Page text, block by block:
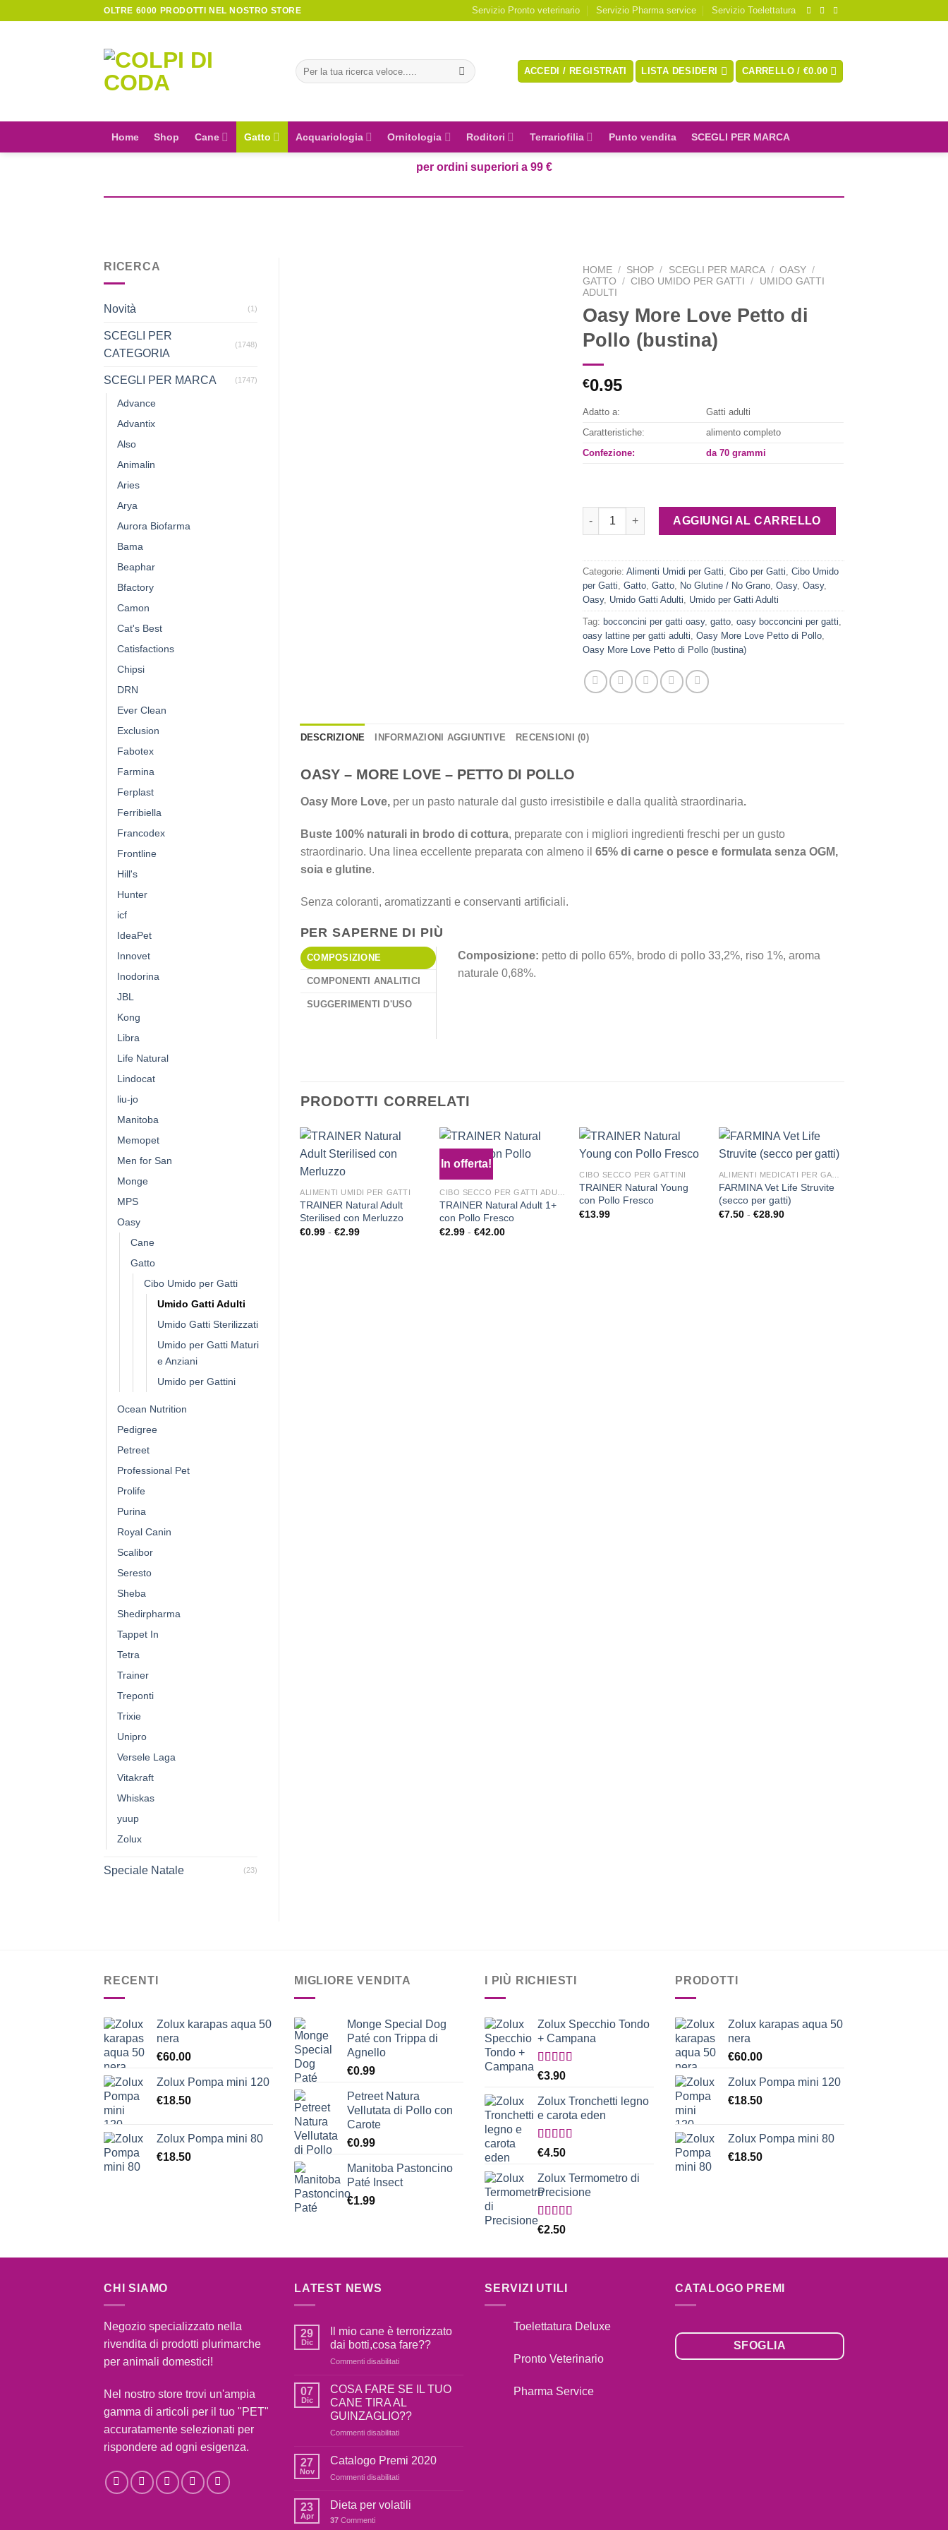
OLTRE 6000 PRODOTTI NEL NOSTRO STORE Servizio Pronto veterinario Servizio Pharma service Servizio Toelettatura
Cerca: ACCEDI / REGISTRATI LISTA DESIDERI CARRELLO /€0.00
Home Shop Cane Gatto Acquariologia Ornitologia Roditori Terrariofilia Punto vendita SCEGLI PER MARCA
per ordini superiori a 99 €
RICERCA
Novità (1)
SCEGLI PER
CATEGORIA
(1748)
SCEGLI PER MARCA (1747)
Advance
Advantix
Also
Animalin
Aries
Arya
Aurora Biofarma
Bama
Beaphar
Bfactory
Camon
Cat's Best
Catisfactions
Chipsi
DRN
Ever Clean
Exclusion
Fabotex
Farmina
Ferplast
Ferribiella
Francodex
Frontline
Hill's
Hunter
icf
IdeaPet
Innovet
Inodorina
JBL
Kong
Libra
Life Natural
Lindocat
liu-jo
Manitoba
Memopet
Men for San
Monge
MPS
Oasy
Cane
Gatto
Cibo Umido per Gatti
Umido Gatti Adulti
Umido Gatti Sterilizzati
Umido per Gatti Maturi
e Anziani
Umido per Gattini
Ocean Nutrition
Pedigree
Petreet
Professional Pet
Prolife
Purina
Royal Canin
Scalibor
Seresto
Sheba
Shedirpharma
Tappet In
Tetra
Trainer
Treponti
Trixie
Unipro
Versele Laga
Vitakraft
Whiskas
yuup
Zolux
Speciale Natale (23)
HOME / SHOP / SCEGLI PER MARCA / OASY /
GATTO
/ CIBO UMIDO PER GATTI /
UMIDO GATTI
ADULTI
Oasy More Love Petto di
Pollo (bustina)
€0.95
Adatto a:
Gatti adulti
Caratteristiche:
alimento completo
Confezione:
da 70 grammi
Oasy More Love Petto di Pollo (bustina) quantità
AGGIUNGI AL CARRELLO
Categorie:Alimenti Umidi per Gatti,Cibo per Gatti,Cibo Umido
per Gatti,Gatto,Gatto, No Glutine / No Grano,Oasy,Oasy,
Oasy, Umido Gatti Adulti, Umido per Gatti Adulti
Tag: bocconcini per gatti oasy,gatto,oasy bocconcini per gatti,
oasy lattine per gatti adulti,Oasy More Love Petto di Pollo,
Oasy More Love Petto di Pollo (bustina)
DESCRIZIONE INFORMAZIONI AGGIUNTIVE RECENSIONI (0)
OASY – MORE LOVE – PETTO DI POLLO
Oasy More Love,per un pasto naturale dal gusto irresistibile e dalla qualità straordinaria.
Buste 100% naturali in brodo di cottura, preparate con i migliori ingredienti freschi per un gusto
straordinario. Una linea eccellente preparata con almeno il 65% di carne o pesce e formulata senza OGM,
soia e glutine.
Senza coloranti, aromatizzanti e conservanti artificiali.
PER SAPERNE DI PIÙ
COMPOSIZIONE
COMPONENTI ANALITICI
SUGGERIMENTI D'USO
Composizione: petto di pollo 65%, brodo di pollo 33,2%, riso 1%, aroma
naturale 0,68%.
PRODOTTI CORRELATI
Aggiungi
alla lista
dei
ALIMENTI UMIDI PER GATTI
TRAINER Natural Adult
Sterilised con Merluzzo
€0.99 - €2.99
In offerta!
Aggiungi
TRAINER Natural Adult 1+
con Pollo Fresco
€2.99 - €42.00
CIBO SECCO PER GATTINI
TRAINER Natural Young
con Pollo Fresco
€13.99
ALIMENTI MEDICATI PER GATTI
FARMINA Vet Life Struvite
(secco per gatti)
€7.50 - €28.90Fascia
RECENTI
Zolux karapas aqua 50
nera
€60.00
Zolux Pompa mini 120
€18.50
Zolux Pompa mini 80
€18.50
MIGLIORE VENDITA
Monge Special Dog
Paté con Trippa di
Agnello
€0.99
Petreet Natura
Vellutata di Pollo con
Carote
€0.99
Manitoba Pastoncino
Paté Insect
€1.99
I PIÙ RICHIESTI
Zolux Specchio Tondo
+ Campana
Valutato
€3.90
Zolux Tronchetti legno
e carota eden
Valutato
€4.50
Zolux Termometro di
Precisione
Valutato
€2.50
PRODOTTI
Zolux karapas aqua 50
nera
€60.00
Zolux Pompa mini 120
€18.50
Zolux Pompa mini 80
€18.50
CHI SIAMO
Negozio specializzato nella
rivendita di prodotti plurimarche
per animali domestici!
Nel nostro store trovi un'ampia
gamma di articoli per il tuo "PET"
accuratamente selezionati per
rispondere ad ogni esigenza.
LATEST NEWS
29
Dic
Il mio cane è terrorizzato
dai botti,cosa fare??
Commenti disabilitati
mio
cane
terrorizzato
fare??
07
Dic
COSA FARE SE IL TUO
CANE TIRA AL
GUINZAGLIO??
Commenti disabilitati
FARE
CANE
27
Nov
Catalogo Premi 2020
Commenti disabilitati
Premi
23
Apr
Dieta per volatili
37 Commenti
SERVIZI UTILI
Toelettatura Deluxe
Pronto Veterinario
Pharma Service
CATALOGO PREMI
SFOGLIA